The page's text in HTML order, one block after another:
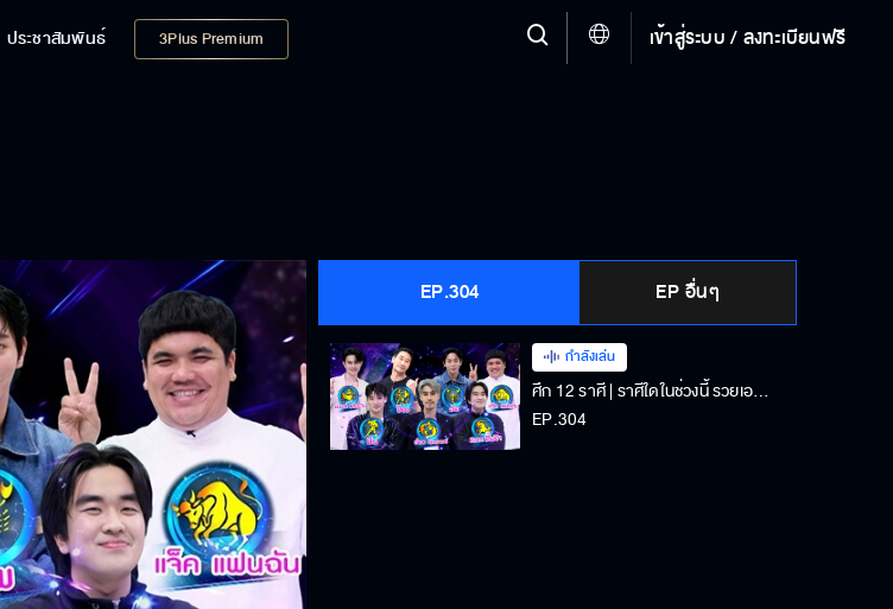
ประชาสัมพันธ์ 3Plus Premium เข้าสู่ระบบ / ลงทะเบียนฟรี
EP.304 EP อื่นๆ
กำลังเล่น
ศึก 12 ราศี | ราศีใดในช่วงนี้ รวยเอารวยเอา? | 17-08-68
EP.304